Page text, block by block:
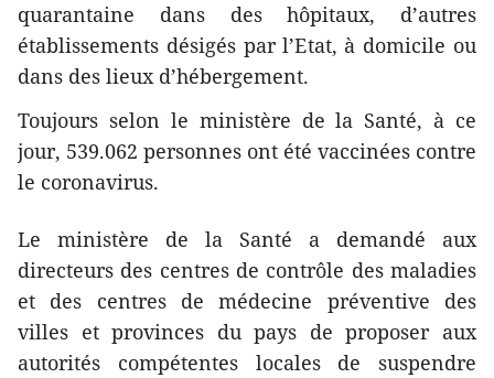
quarantaine dans des hôpitaux, d’autres
établissements désigés par l’Etat, à domicile ou
dans des lieux d’hébergement.
Toujours selon le ministère de la Santé, à ce
jour, 539.062 personnes ont été vaccinées contre
le coronavirus.
Le ministère de la Santé a demandé aux
directeurs des centres de contrôle des maladies
et des centres de médecine préventive des
villes et provinces du pays de proposer aux
autorités compétentes locales de suspendre